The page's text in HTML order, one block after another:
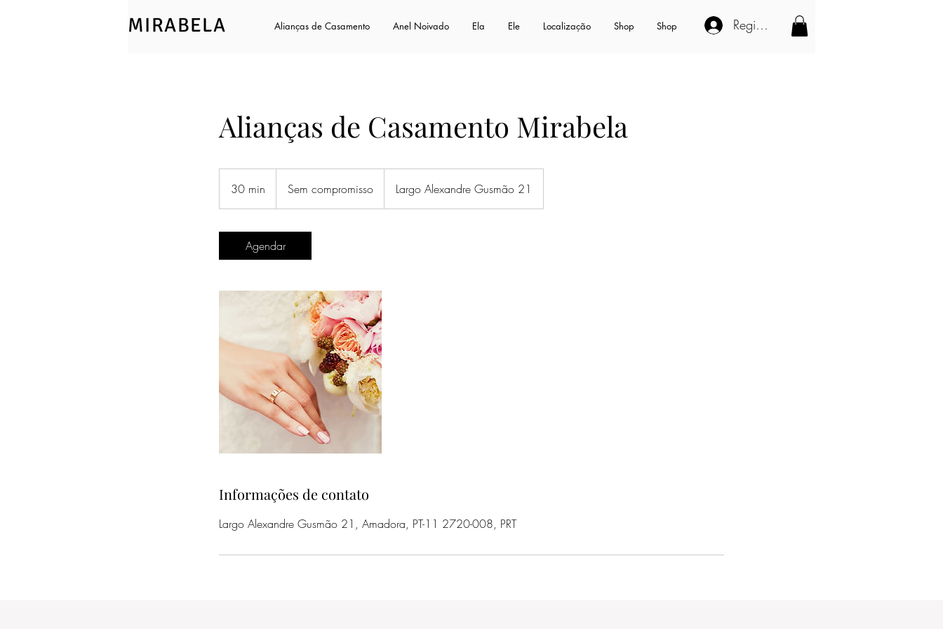
MIRABELA Alianças de Casamento Anel Noivado Ela Ele Localização Shop Shop Registe-se
Alianças de Casamento Mirabela
30 min
0
n
Sem compromisso Largo Alexandre Gusmão 21
Agendar
Informações de contato
Largo Alexandre Gusmão 21, Amadora, PT-11 2720-008, PRT